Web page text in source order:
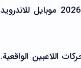
المرخصة رسمياً. يعد هذا الإصدار فرصة لتجربة لعبة محاكات مطابقة تماماً لفيفا 16 مود 2026 موبايل للاندرويد
وحركات اللاعبين الواقعية.